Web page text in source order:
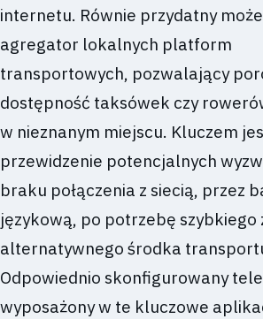
internetu. Równie przydatny
agregator lokalnych platform
transportowych, pozwalający
dostępność taksówek czy
w nieznanym miejscu. Kluczem
przewidzenie potencjalnych
braku połączenia z siecią, przez
językową, po potrzebę szybkiego
alternatywnego środka
Odpowiednio skonfigurowany
wyposażony w te kluczowe